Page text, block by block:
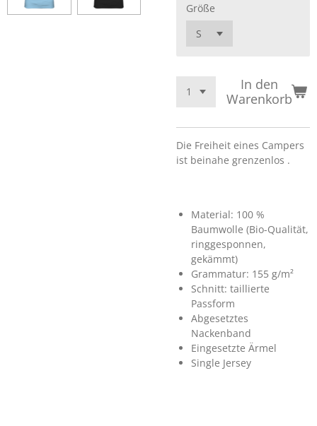
Größe
In den
Warenkorb
Die Freiheit eines Campers
ist beinahe grenzenlos .
Material: 100 %
Baumwolle (Bio-Qualität,
ringgesponnen,
gekämmt)
Grammatur: 155 g/m²
Schnitt: taillierte
Passform
Abgesetztes
Nackenband
Eingesetzte Ärmel
Single Jersey